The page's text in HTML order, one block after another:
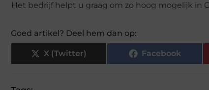
Het bedrijf helpt u graag om zo hoog mogelijk in
Goed artikel? Deel hem dan op:
X (Twitter) Facebook